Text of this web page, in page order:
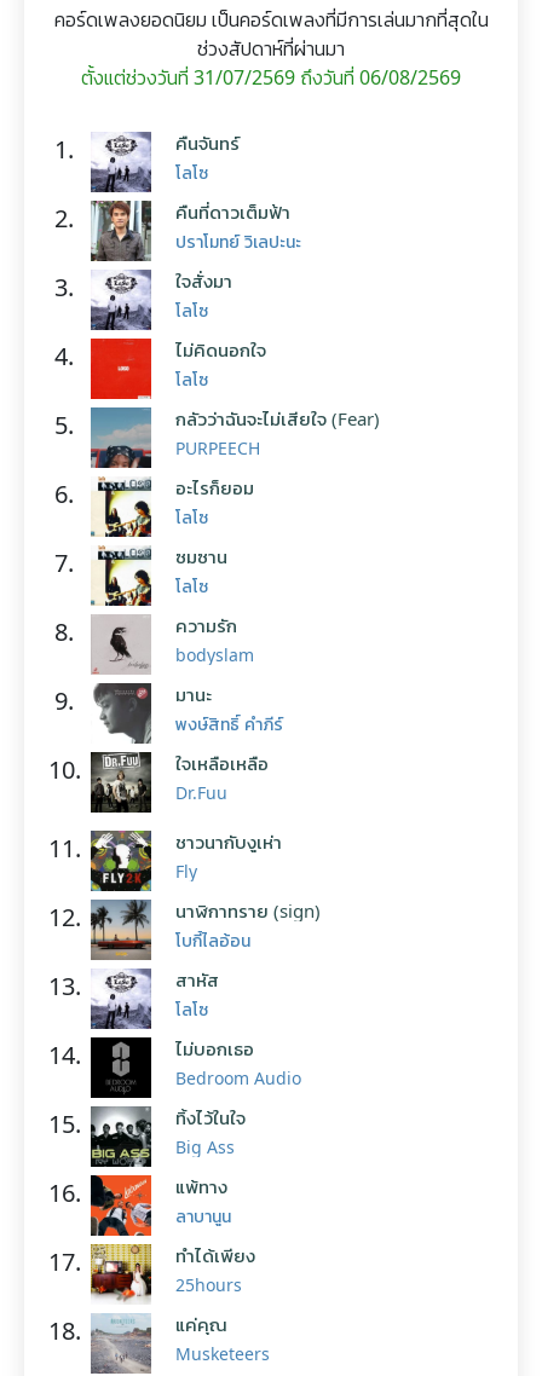
คอร์ดเพลงยอดนิยม เป็นคอร์ดเพลงที่มีการเล่นมากที่สุดใน
ช่วงสัปดาห์ที่ผ่านมา
ตั้งแต่ช่วงวันที่ 31/07/2569 ถึงวันที่ 06/08/2569
1. คืนจันทร์
โลโซ
2. คืนที่ดาวเต็มฟ้า
ปราโมทย์ วิเลปะนะ
3. ใจสั่งมา
โลโซ
4. ไม่คิดนอกใจ
โลโซ
5. กลัวว่าฉันจะไม่เสียใจ (Fear)
PURPEECH
6. อะไรก็ยอม
โลโซ
7. ซมซาน
โลโซ
8. ความรัก
bodyslam
9. มานะ
พงษ์สิทธิ์ คำภีร์
10. ใจเหลือเหลือ
Dr.Fuu
11. ชาวนากับงูเห่า
Fly
12. นาฬิกาทราย (sign)
โบกี้ไลอ้อน
13. สาหัส
โลโซ
14. ไม่บอกเธอ
Bedroom Audio
15. ทิ้งไว้ในใจ
Big Ass
16. แพ้ทาง
ลาบานูน
17. ทำได้เพียง
25hours
18. แค่คุณ
Musketeers